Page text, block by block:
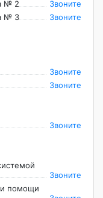
№ 2
Звоните
№ 3
Звоните
Звоните
Звоните
Звоните
Звоните
помощи